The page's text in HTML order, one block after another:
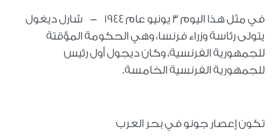
في مثل هذا اليوم 3 يونيو عام 1944 - شارل ديغول
يتولى رئاسة وزراء فرنسا، وهي الحكومة المؤقتة
للجمهورية الفرنسية، وكان ديجول أول رئيس
للجمهورية الفرنسية الخامسة.
تكون إعصار جونو في بحر العرب